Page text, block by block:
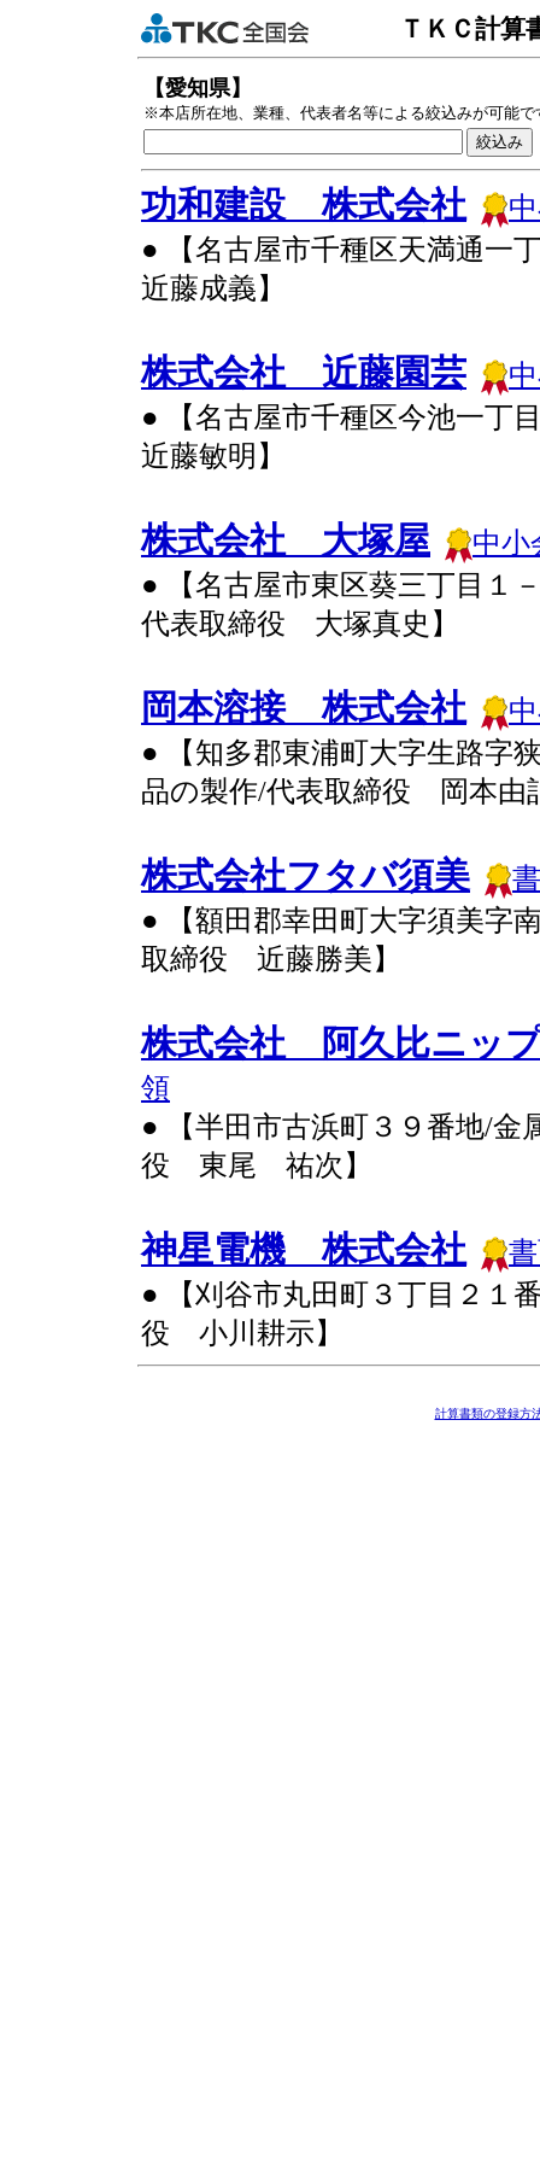
ＴＫＣ計算
【愛知県】
※本店所在地、業種、代表者名等による絞込みが可能で
功和建設 株式会社
● 【名古屋市千種区天満通
近藤成義】
株式会社 近藤園芸
● 【名古屋市千種区今池一
近藤敏明】
株式会社 大塚屋
中小
● 【名古屋市東区葵三丁目１
代表取締役 大塚真史】
岡本溶接 株式会社
● 【知多郡東浦町大字生路字
品の製作/代表取締役 岡本由
株式会社フタバ須美
● 【額田郡幸田町大字須美字
取締役 近藤勝美】
株式会社 阿久比ニッ
領
● 【半田市古浜町３９番地/金
役 東尾 祐次】
神星電機 株式会社
● 【刈谷市丸田町３丁目２１
役 小川耕示】
計算書類の登録方